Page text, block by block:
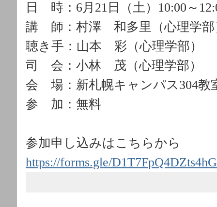
日 時：6月21日（土）10:00～
講 師：村澤 和多里（心理学部
聴き手：山本 彩（心理学部）
司 会：小林 茂（心理学部）
会 場：新札幌キャンパス304教
参 加：無料
参加申し込みはこちらから
https://forms.gle/